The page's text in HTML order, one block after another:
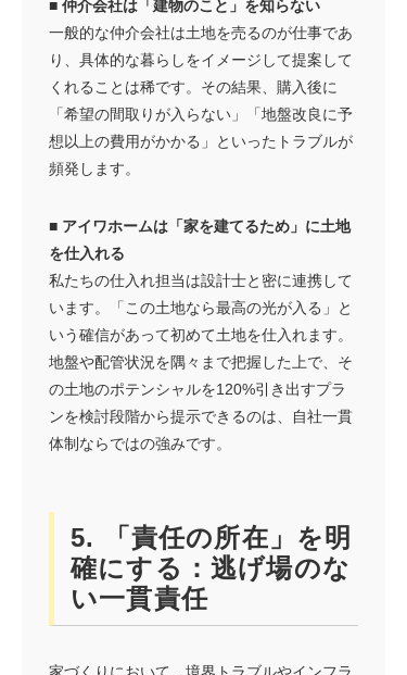
■ 仲介会社は「建物のこと」を知らない
一般的な仲介会社は土地を売るのが仕事であ
り、具体的な暮らしをイメージして提案して
くれることは稀です。その結果、購入後に
「希望の間取りが入らない」「地盤改良に予
想以上の費用がかかる」といったトラブルが
頻発します。
■ アイワホームは「家を建てるため」に土地
を仕入れる
私たちの仕入れ担当は設計士と密に連携して
います。「この土地なら最高の光が入る」と
いう確信があって初めて土地を仕入れます。
地盤や配管状況を隅々まで把握した上で、そ
の土地のポテンシャルを120%引き出すプラ
ンを検討段階から提示できるのは、自社一貫
体制ならではの強みです。
5. 「責任の所在」を明
確にする：逃げ場のな
い一貫責任
家づくりにおいて、境界トラブルやインフラ